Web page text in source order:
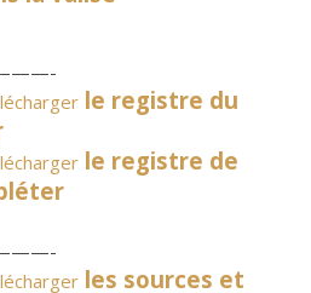
le registre du
le registre de
les sources et